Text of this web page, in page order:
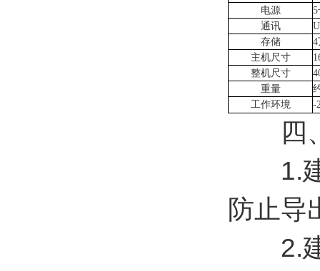
电源
5
通讯
存储
4
主机尺寸
整机尺寸
重量
工作环境
-
四、
1.建
防止导
2.建